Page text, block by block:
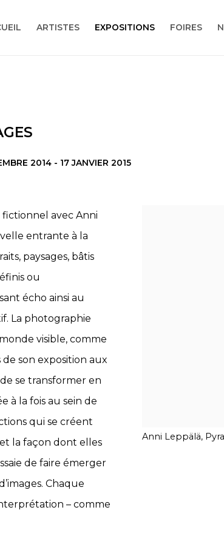
ARTISTES EXPOSITIONS FOIRES
2014 - 17 JANVIER 2015
Anni Leppälä,
avec Anni
entrante à la
paysages, bâtis
ou
écho ainsi au
La photographie
visible, comme
son exposition aux
se transformer en
à la fois au sein de
qui se créent
la façon dont elles
de faire émerger
Chaque
– comme